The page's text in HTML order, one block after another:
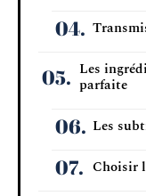
Les
parfaite
Les
Choisir